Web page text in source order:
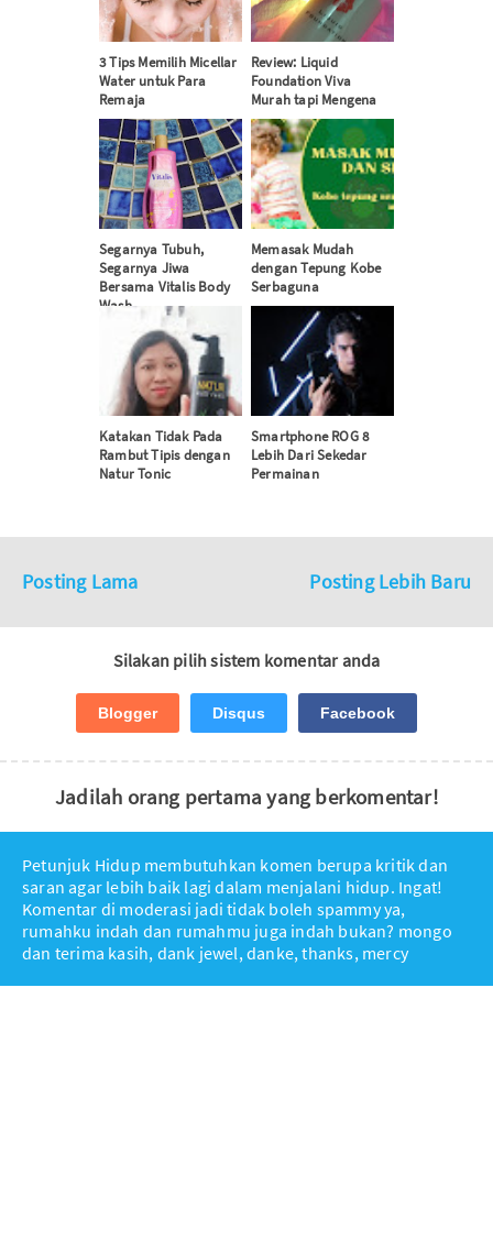
3 Tips Memilih Micellar
Water untuk Para
Remaja
Review: Liquid
Foundation Viva
Murah tapi Mengena
Segarnya Tubuh,
Segarnya Jiwa
Bersama Vitalis Body
Wash
Memasak Mudah
dengan Tepung Kobe
Serbaguna
Katakan Tidak Pada
Rambut Tipis dengan
Natur Tonic
Smartphone ROG 8
Lebih Dari Sekedar
Permainan
Posting Lebih Baru
Posting Lama
Silakan pilih sistem komentar anda
Blogger Disqus Facebook
Jadilah orang pertama yang berkomentar!
Petunjuk Hidup membutuhkan komen berupa kritik dan
saran agar lebih baik lagi dalam menjalani hidup. Ingat!
Komentar di moderasi jadi tidak boleh spammy ya,
rumahku indah dan rumahmu juga indah bukan? mongo
dan terima kasih, dank jewel, danke, thanks, mercy